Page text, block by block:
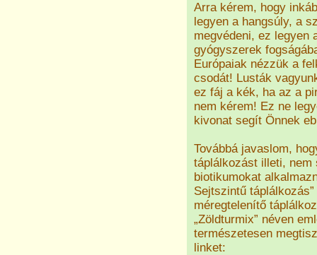
Arra kérem, hogy
legyen a hangsúly, a
megvédeni, ez legyen
gyógyszerek
Európaiak nézzük a
csodát! Lusták
ez fáj a kék, ha az a
nem kérem! Ez ne
kivonat segít Önnek
Továbbá javaslom,
táplálkozást illeti, nem
biotikumokat
Sejtszintű
méregtelenítő
„Zöldturmix” néven
természetesen
linket: